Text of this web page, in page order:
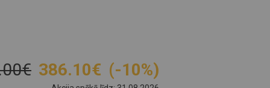
386.10€ (-10%)